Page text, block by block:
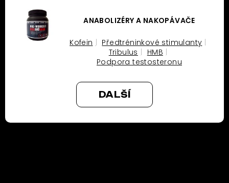
ANABOLIZÉRY A NAKOPÁVAČE
Kofein
Předtréninkové stimulanty
Tribulus
HMB
Podpora testosteronu
DALŠÍ